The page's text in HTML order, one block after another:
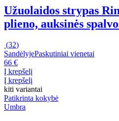
Užuolaidos strypas
plieno, auksinės
(32)
SandėlyjePaskutiniai vienetai
66 €
Į krepšelį
Į krepšelį
kiti variantai
Patikrinta kokybė
Umbra